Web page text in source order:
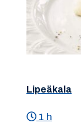
Lipeäkala
1 h